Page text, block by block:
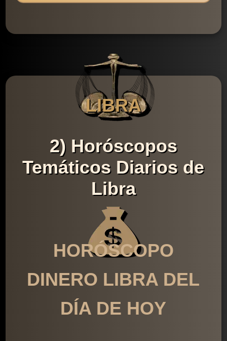
LIBRA
2) Horóscopos
Temáticos Diarios de
Libra
HORÓSCOPO
DINERO LIBRA DEL
DÍA DE HOY